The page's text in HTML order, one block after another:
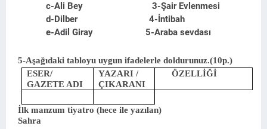
c-Ali Bey 3-Şair Evlenmesi
d-Dilber 4-İntibah
e-Adil Giray 5-Araba sevdası
5-Aşağıdaki tabloyu uygun ifadelerle doldurunuz.(10p.)
ESER/
GAZETE ADI
YAZARI /
ÇIKARANI
ÖZELLİĞİ
İlk manzum tiyatro (hece ile yazılan)
Sahra